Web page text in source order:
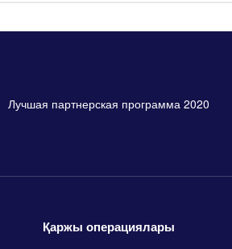
Лучшая партнерская программа 2020
Қаржы операциялары